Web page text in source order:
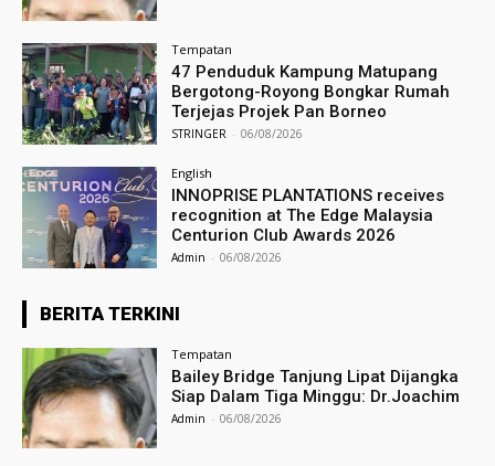
Tempatan
47 Penduduk Kampung Matupang
Bergotong-Royong Bongkar Rumah
Terjejas Projek Pan Borneo
STRINGER - 06/08/2026
English
INNOPRISE PLANTATIONS receives
recognition at The Edge Malaysia
Centurion Club Awards 2026
Admin - 06/08/2026
BERITA TERKINI
Tempatan
Bailey Bridge Tanjung Lipat Dijangka
Siap Dalam Tiga Minggu: Dr.Joachim
Admin - 06/08/2026